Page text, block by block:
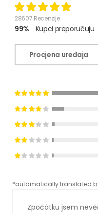
28607 Recenzije
99% Kupci preporučuju
Procjena uređaja
*automatically translated by
Zpočátku jsem